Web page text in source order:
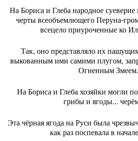
На Бориса и Глеба народное
черты всеобъемлющего Перуна-
всецело приуроченные ко
Так, оно представляло их
выкованным ими самими плугом,
Огненным Змеем.
На Бориса и Глеба хозяйки могли
грибы и ягоды...
Эта чёрная ягода на Руси была
как раз поспевала в